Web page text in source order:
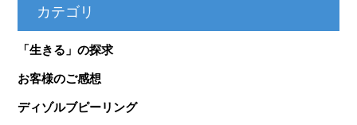
カテゴリ
「生きる」の探求
お客様のご感想
ディゾルブピーリング